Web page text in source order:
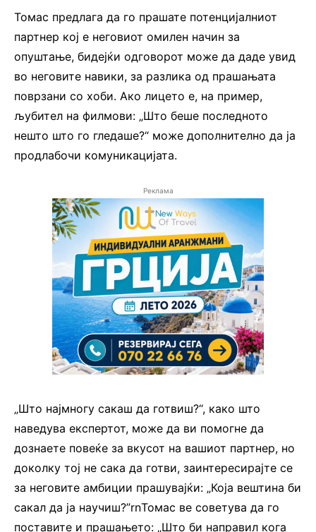
Томас предлага да го прашате потенцијалниот
партнер кој е неговиот омилен начин за
опуштање, бидејќи одговорот може да даде увид
во неговите навики, за разлика од прашањата
поврзани со хоби. Ако лицето е, на пример,
љубител на филмови: „Што беше последното
нешто што го гледаше?“ може дополнително да ја
продлабочи комуникацијата.
Реклама
„Што најмногу сакаш да готвиш?“, како што
наведува експертот, може да ви помогне да
дознаете повеќе за вкусот на вашиот партнер, но
доколку тој не сака да готви, заинтересирајте се
за неговите амбиции прашувајќи: „Која вештина би
сакал да ја научиш?”rnТомас ве советува да го
поставите и прашањето: „Што би направил кога